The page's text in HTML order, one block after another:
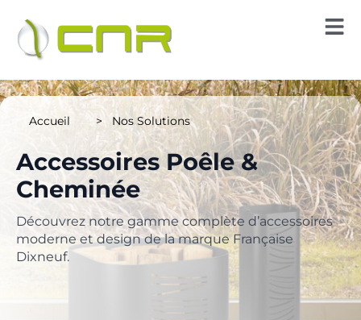
Accueil > Nos Solutions
Accessoires Poêle &
Cheminée
Découvrez notre gamme complète d’accessoires
moderne et design de la marque Française
Dixneuf.